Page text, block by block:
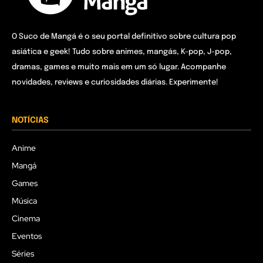
O Suco de Mangá é o seu portal definitivo sobre cultura pop
asiática e geek! Tudo sobre animes, mangás, K-pop, J-pop,
dramas, games e muito mais em um só lugar. Acompanhe
novidades, reviews e curiosidades diárias. Experimente!
NOTÍCIAS
Anime
Mangá
Games
Música
Cinema
Eventos
Séries